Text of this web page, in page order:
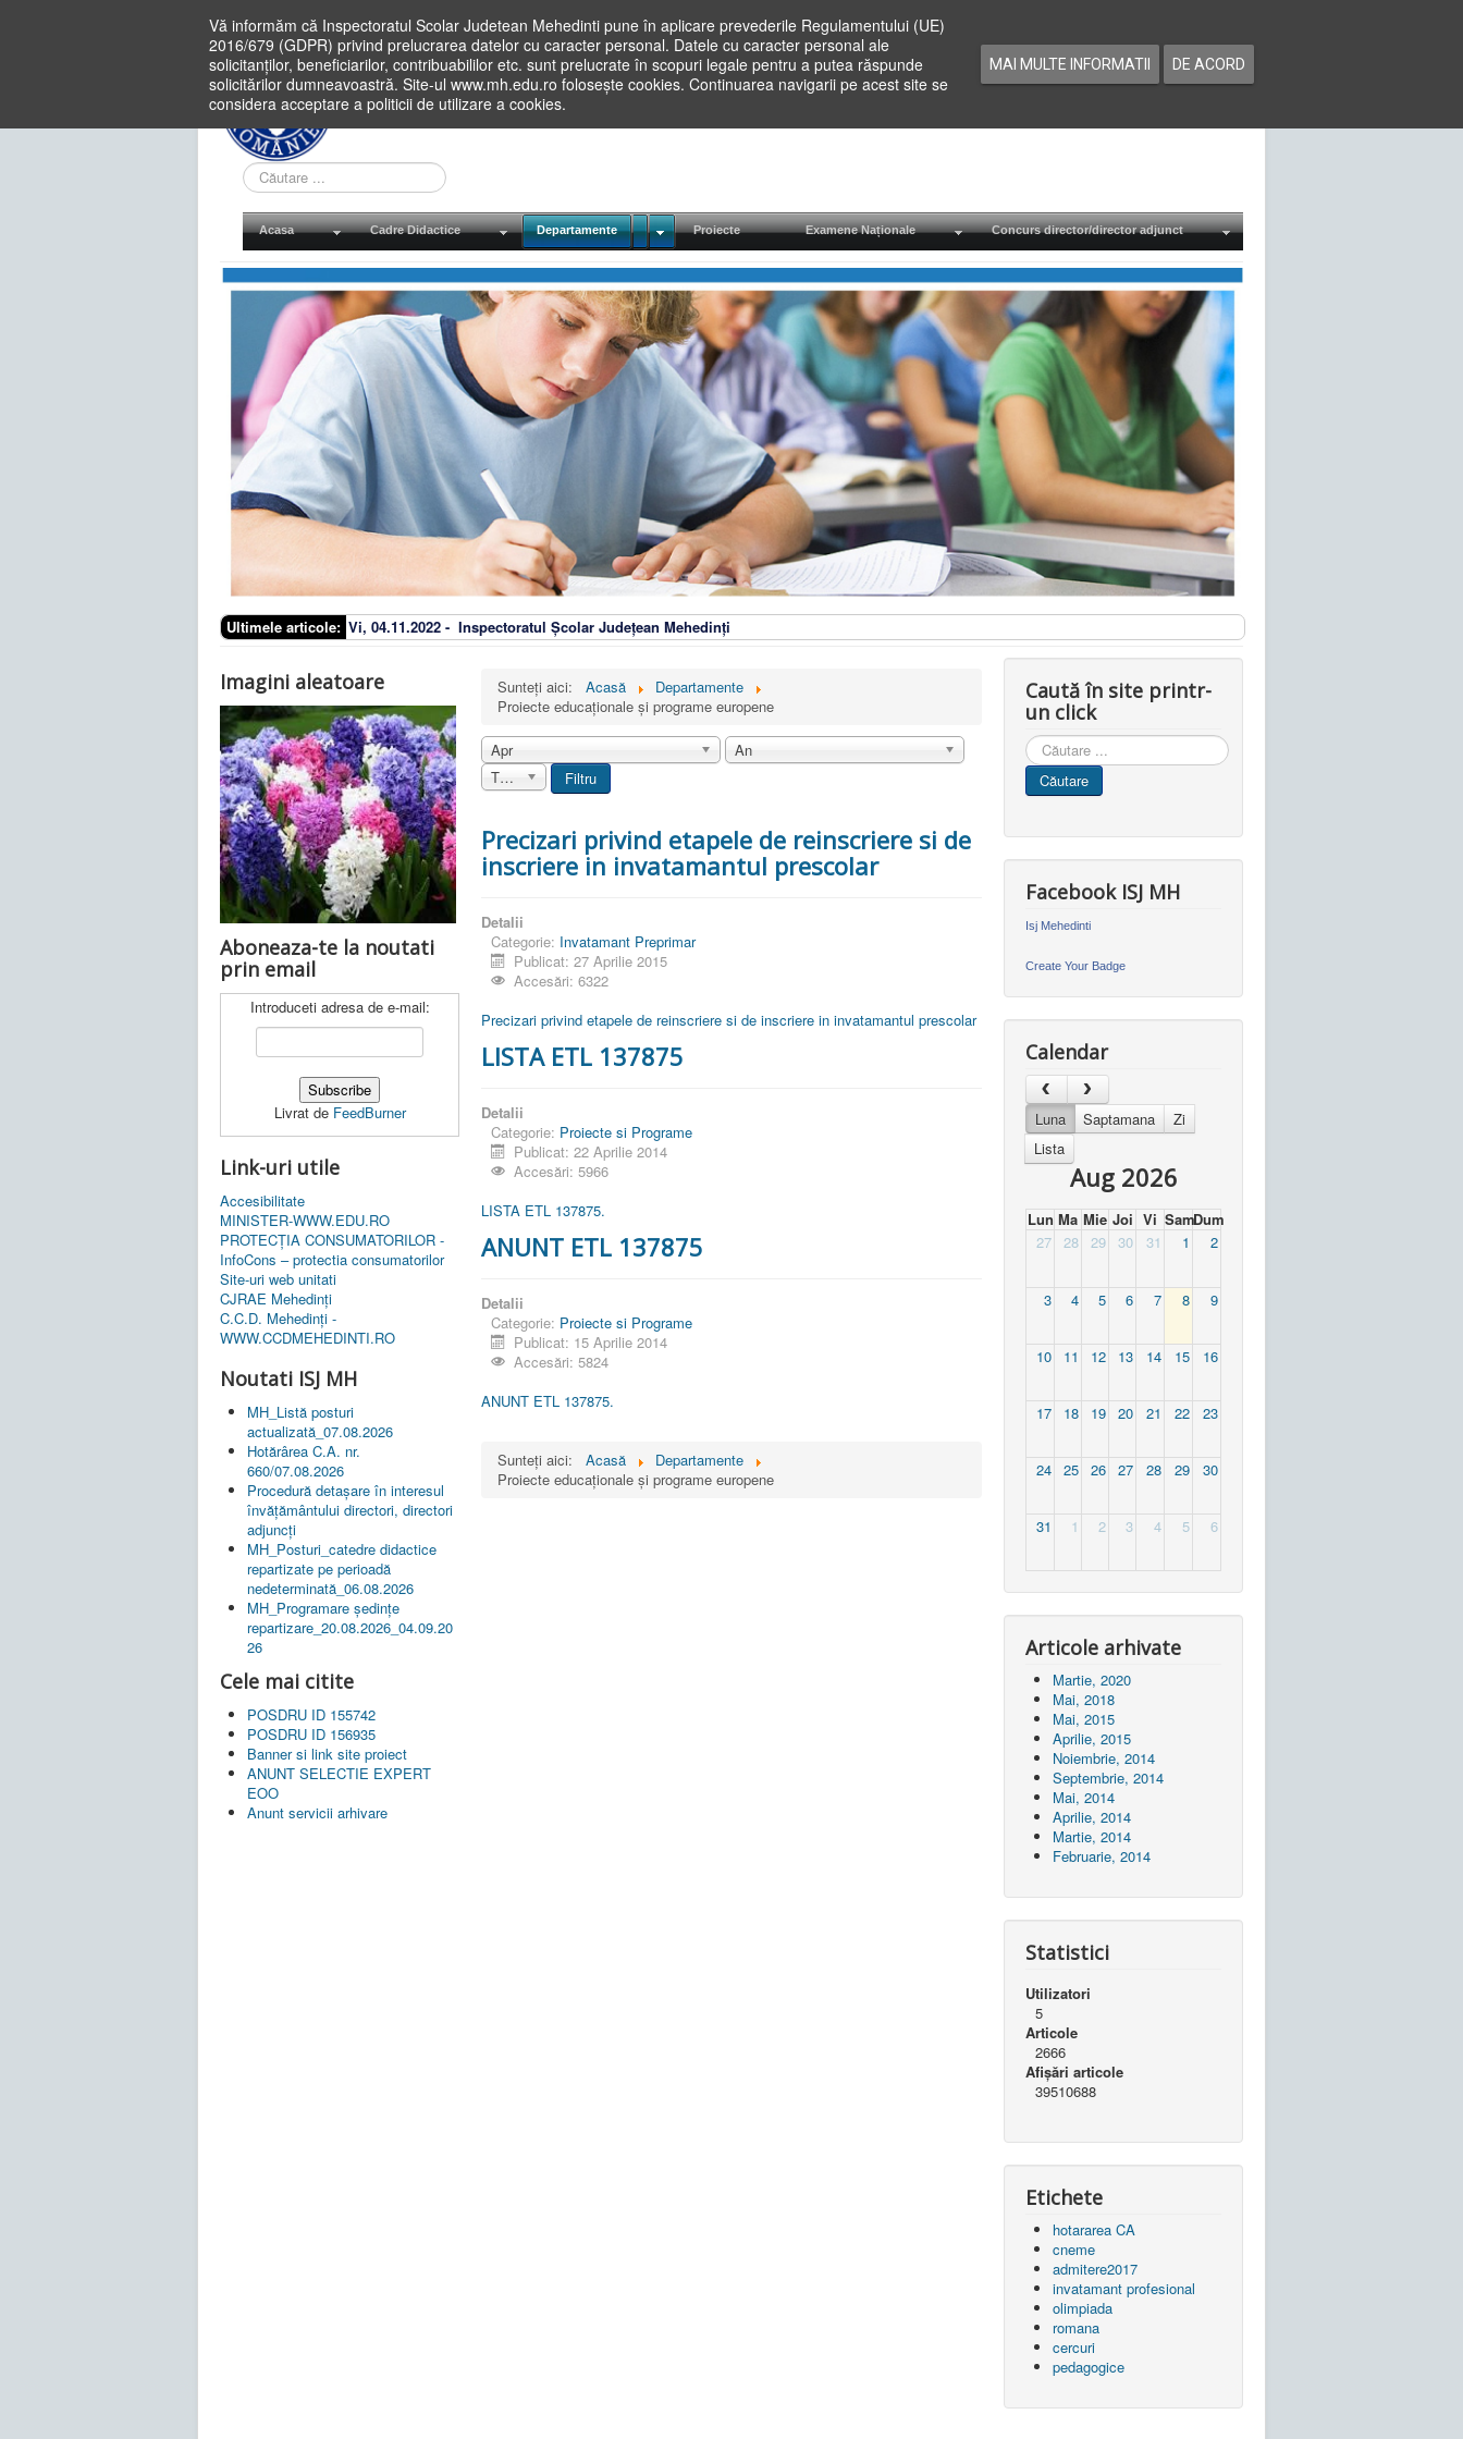
Vă informăm că Inspectoratul Scolar Judetean Mehedinti pune în aplicare prevederile Regulamentului (UE)
2016/679 (GDPR) privind prelucrarea datelor cu caracter personal. Datele cu caracter personal ale
solicitanților, beneficiarilor, contribuabililor etc. sunt prelucrate în scopuri legale pentru a putea răspunde
solicitărilor dumneavoastră. Site-ul www.mh.edu.ro folosește cookies. Continuarea navigarii pe acest site se
considera acceptare a politicii de utilizare a cookies.
MAI MULTE INFORMATII DE ACORD
Cauta
in
site
Acasa Cadre Didactice Departamente Proiecte Examene Naționale Concurs director/director adjunct
Ultimele articole: Vi, 04.11.2022 - Inspectoratul Școlar Județean Mehedinți
Imagini aleatoare
Aboneaza-te la noutati
prin email
Introduceti adresa de e-mail:
Livrat de FeedBurner
Link-uri utile
Accesibilitate
MINISTER-WWW.EDU.RO
PROTECȚIA CONSUMATORILOR -
InfoCons – protectia consumatorilor
Site-uri web unitati
CJRAE Mehedinți
C.C.D. Mehedinţi -
WWW.CCDMEHEDINTI.RO
Noutati ISJ MH
MH_Listă posturi
actualizată_07.08.2026
Hotărârea C.A. nr.
660/07.08.2026
Procedură detașare în interesul
învățământului directori, directori
adjuncți
MH_Posturi_catedre didactice
repartizate pe perioadă
nedeterminată_06.08.2026
MH_Programare ședințe
repartizare_20.08.2026_04.09.20
26
Cele mai citite
POSDRU ID 155742
POSDRU ID 156935
Banner si link site proiect
ANUNT SELECTIE EXPERT
EOO
Anunt servicii arhivare
Sunteți aici: Acasă
Departamente
Proiecte educaționale și programe europene
Apr
An
Toate
Filtru
Precizari privind etapele de reinscriere si de
inscriere in invatamantul prescolar
Detalii
Categorie: Invatamant Preprimar
Publicat: 27 Aprilie 2015
Accesări: 6322
Precizari privind etapele de reinscriere si de inscriere in invatamantul prescolar
LISTA ETL 137875
Detalii
Categorie: Proiecte si Programe
Publicat: 22 Aprilie 2014
Accesări: 5966
LISTA ETL 137875.
ANUNT ETL 137875
Detalii
Categorie: Proiecte si Programe
Publicat: 15 Aprilie 2014
Accesări: 5824
ANUNT ETL 137875.
Sunteți aici: Acasă
Departamente
Proiecte educaționale și programe europene
Caută în site printr-
un click
Cauta
in
site
Căutare
Facebook ISJ MH
Isj Mehedinti
Create Your Badge
Calendar
Luna Saptamana
Zi
Lista
Aug 2026
Lun Ma Mie Joi Vi SamDum
27
28 29 30 31 1 2
3 4 5 6 7 8 9
10 11 12 13 14 15 16
17 18 19 20 21 22 23
24 25 26 27 28 29 30
31 1 2 3 4 5 6
Articole arhivate
Martie, 2020
Mai, 2018
Mai, 2015
Aprilie, 2015
Noiembrie, 2014
Septembrie, 2014
Mai, 2014
Aprilie, 2014
Martie, 2014
Februarie, 2014
Statistici
Utilizatori
5
Articole
2666
Afișări articole
39510688
Etichete
hotararea CA
cneme
admitere2017
invatamant profesional
olimpiada
romana
cercuri
pedagogice